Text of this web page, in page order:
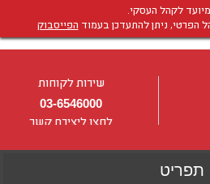
לקהל העסקי.
הפרטי, ניתן להתעדכן בעמוד הפייסבוק
שירות לקוחות
03-6546000
לחצו ליצירת קשר